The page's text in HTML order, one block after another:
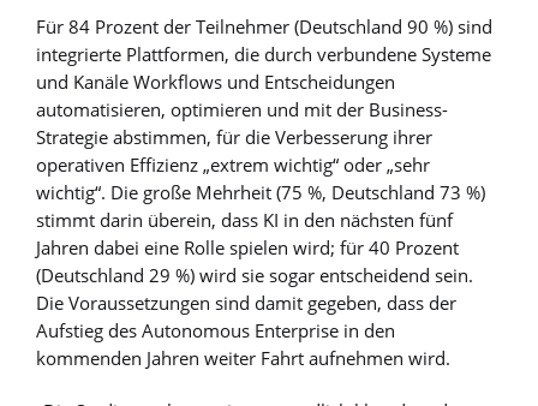
Für 84 Prozent der Teilnehmer (Deutschland 90 %) sind
integrierte Plattformen, die durch verbundene Systeme
und Kanäle Workflows und Entscheidungen
automatisieren, optimieren und mit der Business-
Strategie abstimmen, für die Verbesserung ihrer
operativen Effizienz „extrem wichtig“ oder „sehr
wichtig“. Die große Mehrheit (75 %, Deutschland 73 %)
stimmt darin überein, dass KI in den nächsten fünf
Jahren dabei eine Rolle spielen wird; für 40 Prozent
(Deutschland 29 %) wird sie sogar entscheidend sein.
Die Voraussetzungen sind damit gegeben, dass der
Aufstieg des Autonomous Enterprise in den
kommenden Jahren weiter Fahrt aufnehmen wird.